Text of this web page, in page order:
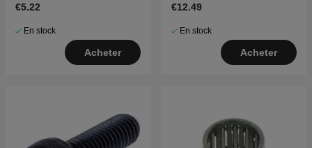
€5.22
En stock
Acheter
II
€12.49
En stock
Acheter